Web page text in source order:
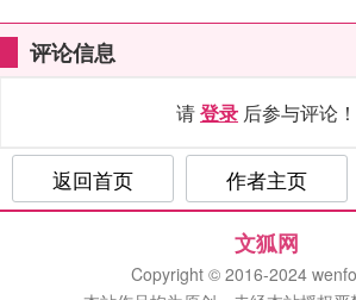
评论信息
请登录 后参与评论！
返回首页 作者主页
文狐网
Copyright © 2016-2024